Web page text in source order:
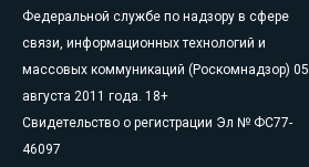
Федеральной службе по надзору в сфере
связи, информационных технологий и
массовых коммуникаций (Роскомнадзор) 05
августа 2011 года. 18+
Свидетельство о регистрации Эл № ФС77-
46097